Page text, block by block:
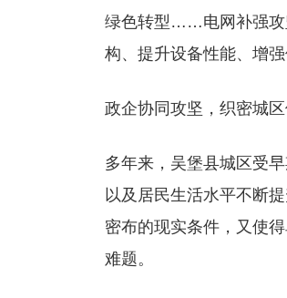
绿色转型……电网补强攻
构、提升设备性能、增
政企协同攻坚，织密城区
多年来，吴堡县城区受
以及居民生活水平不断
密布的现实条件，又使
难题。